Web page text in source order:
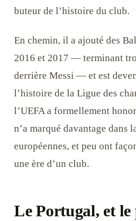
buteur de l’histoire du club.
En chemin, il a ajouté des
2016 et 2017 — terminant
derrière Messi — et est
l’histoire de la Ligue des
l’UEFA a formellement
n’a marqué davantage dans
européennes, et peu ont
une ère d’un club.
Le Portugal, et